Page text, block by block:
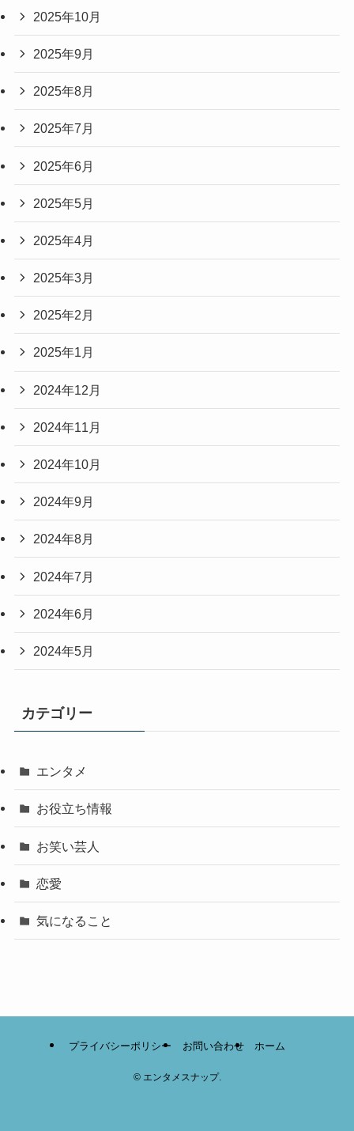
2025年10月
2025年9月
2025年8月
2025年7月
2025年6月
2025年5月
2025年4月
2025年3月
2025年2月
2025年1月
2024年12月
2024年11月
2024年10月
2024年9月
2024年8月
2024年7月
2024年6月
2024年5月
カテゴリー
エンタメ
お役立ち情報
お笑い芸人
恋愛
気になること
プライバシーポリシー お問い合わせ ホーム
©エンタメスナップ.